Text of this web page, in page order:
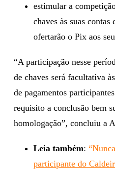
estimular a
chaves às suas
ofertarão o Pix aos
“A participação nesse
de chaves será facultativa
de pagamentos
requisito a conclusão bem
homologação”, concluiu a
Leia também:
participante do